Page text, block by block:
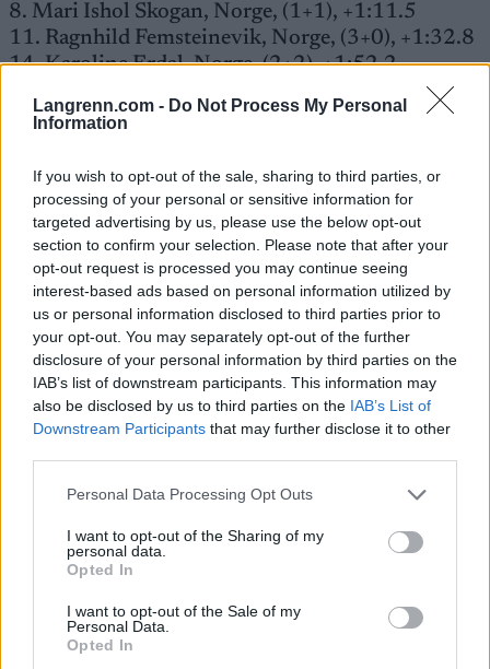
Langrenn.com - Do Not Process My Personal
Information
If you wish to opt-out of the sale, sharing to third parties, or
processing of your personal or sensitive information for
targeted advertising by us, please use the below opt-out
section to confirm your selection. Please note that after your
opt-out request is processed you may continue seeing
interest-based ads based on personal information utilized by
us or personal information disclosed to third parties prior to
your opt-out. You may separately opt-out of the further
disclosure of your personal information by third parties on the
IAB’s list of downstream participants. This information may
also be disclosed by us to third parties on the IAB’s List of
Downstream Participants that may further disclose it to other
Please note that this website/app uses one or more Google
not limited to your visit or usage behaviour. You may click to
grant or deny consent to Google and its third-party tags to
use your data for below specified purposes in below Google
consent section.
Personal Data Processing Opt Outs
I want to opt-out of the Sharing of my
personal data.
Opted In
I want to opt-out of the Sale of my
Personal Data.
Opted In
8. Mari Ishol Skogan, Norge, (1+1), +1:11.5
11. Ragnhild Femsteinevik, Norge, (3+0), +1:32.8
14. Karoline Erdal, Norge, (2+2), +1:52.2
Søndag avslutter den første runden i IBU-Cupen
med jaktstart for både kvinner og menn.
FAKTA: IBU-Cup runde 1
Uttatte eliteløpere, kvinner og menn
senior
Hva:IBU-Cup
Hvor: Idre Fjäll, Sverige
Når:28. november-1. desember
Program
28. november
14:00: Sprint 7.5km, kvinner
Startlister, detaljer og resultater
10:30: Sprint 10km, menn
14:00: Sprint 7.5km, kvinner